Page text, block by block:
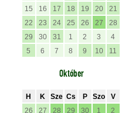
15
16 17 18 19 20
21
22
23 24 25 26 27
28
29
30 31 1 2 3
4
5
6 7 8 9 10 11
Október
H K Sze Cs P Szo
V
26
27 28 29 30 1
2